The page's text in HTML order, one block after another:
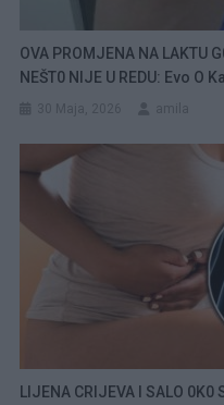
OVA PROMJENA NA LAKTU
NEŠT0 NIJE U REDU: Evo O
LIJENA CRIJEVA I SALO